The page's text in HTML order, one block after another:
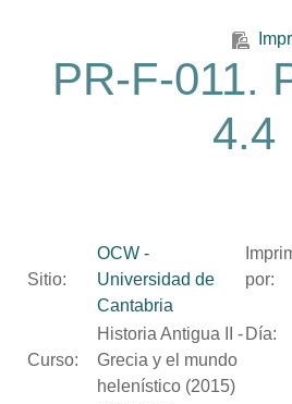
PR-F-011.
4.4
Sitio:
OCW -
Universidad de
Cantabria
Curso:
Historia Antigua II -
Grecia y el mundo
helenístico (2015)
por:
Día: